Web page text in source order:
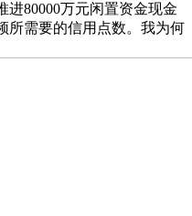
80000万元闲置资金现金
所需要的信用点数。我为何